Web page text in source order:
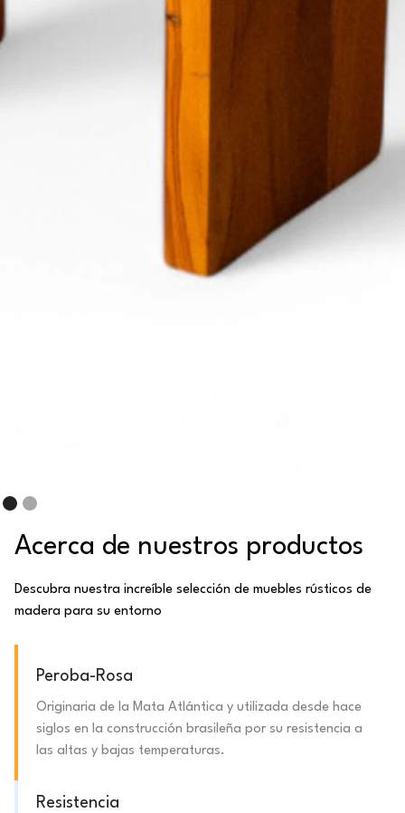
Acerca de nuestros productos
Descubra nuestra increíble selección de muebles rústicos de
madera para su entorno
Peroba-Rosa
Originaria de la Mata Atlántica y utilizada desde hace
siglos en la construcción brasileña por su resistencia a
las altas y bajas temperaturas.
Resistencia